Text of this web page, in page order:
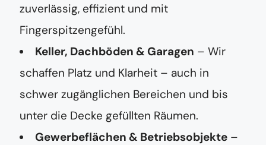
zuverlässig, effizient und mit
Fingerspitzengefühl.
Keller, Dachböden & Garagen – Wir
schaffen Platz und Klarheit – auch in
schwer zugänglichen Bereichen und bis
unter die Decke gefüllten Räumen.
Gewerbeflächen & Betriebsobjekte –